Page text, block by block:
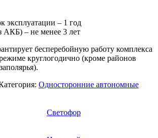
эксплуатации – 1 год
АКБ) – не менее 3 лет
бесперебойную работу комплекса
круглогодично (кроме районов
Односторонние автономные
Светофор